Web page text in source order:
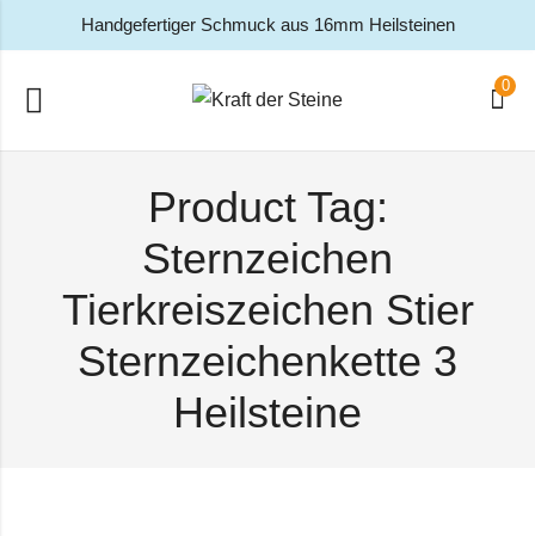
Handgefertiger Schmuck aus 16mm Heilsteinen
0
Product Tag:
Sternzeichen
Tierkreiszeichen Stier
Sternzeichenkette 3
Heilsteine